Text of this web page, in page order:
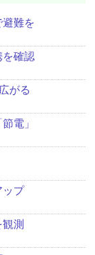
難を
を確認
がる
電」
ップ
測